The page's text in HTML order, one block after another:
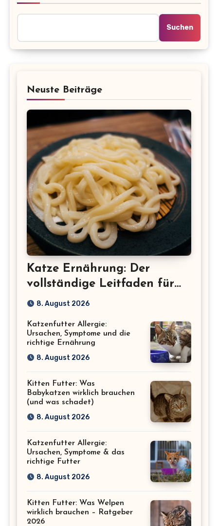
Suchen
Neuste Beiträge
Katze Ernährung: Der
vollständige Leitfaden für
eine gesunde Katze
8. August 2026
Katzenfutter Allergie:
Ursachen, Symptome und die
richtige Ernährung
8. August 2026
Kitten Futter: Was
Babykatzen wirklich brauchen
(und was schadet)
8. August 2026
Katzenfutter Allergie:
Ursachen, Symptome & das
richtige Futter
8. August 2026
Kitten Futter: Was Welpen
wirklich brauchen – Ratgeber
2026